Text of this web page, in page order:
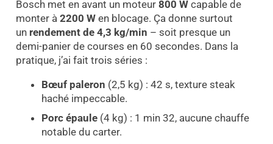
Bosch met en avant un moteur 800 Wcapable de
monter à 2200 Wen blocage. Ça donne surtout
un rendement de 4,3 kg/min – soit presque un
demi-panier de courses en 60 secondes. Dans la
pratique, j’ai fait trois séries :
Bœuf paleron (2,5 kg) : 42 s, texture steak
haché impeccable.
Porc épaule (4 kg) : 1 min 32, aucune chauffe
notable du carter.